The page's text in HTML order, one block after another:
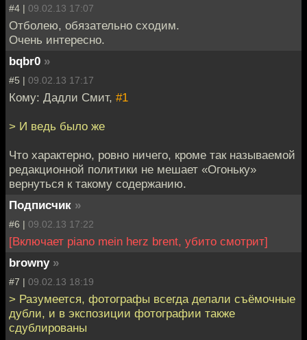
#4 | 09.02.13 17:07
Отболею, обязательно сходим.
Очень интересно.
bqbr0 »
#5 | 09.02.13 17:17
Кому: Дадли Смит, #1
> И ведь было же
Что характерно, ровно ничего, кроме так называемой
редакционной политики не мешает «Огоньку»
вернуться к такому содержанию.
Подписчик »
#6 | 09.02.13 17:22
[Включает piano mein herz brent, убито смотрит]
browny »
#7 | 09.02.13 18:19
> Разумеется, фотографы всегда делали съёмочные
дубли, и в экспозиции фотографии также
сдублированы